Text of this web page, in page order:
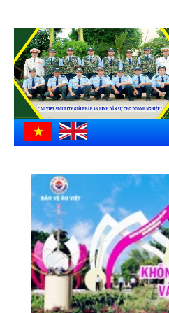
Trang chủ
Giới thiệu
Hồ sơ công ty